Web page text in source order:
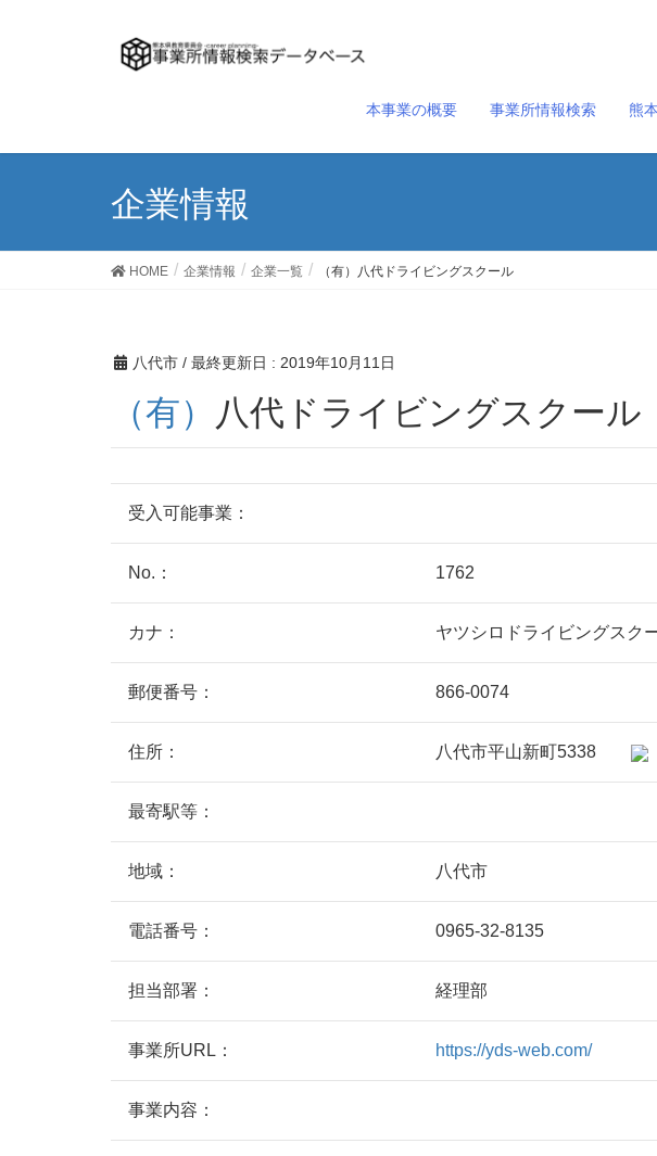
本事業の概要 事業所情報検索 熊
企業情報
HOME 企業情報 企業一覧 （有）八代ドライビングスクール
八代市 / 最終更新日 : 2019年10月11日
（有）八代ドライビングスクール
受入可能事業：
No.： 1762
カナ： ヤツシロドライビングスク
郵便番号： 866-0074
住所： 八代市平山新町5338
最寄駅等：
地域： 八代市
電話番号： 0965-32-8135
担当部署： 経理部
事業所URL： https://yds-web.com/
事業内容：